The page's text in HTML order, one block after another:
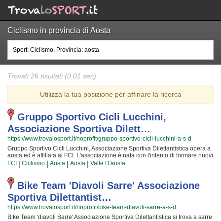
Ciclismo in provincia di Aosta
Trovati 26 risultati (0.01 sec)
Utilizza la tua posizione per affinare la ricerca
Gruppo Sportivo Cicli Lucchini,
Associazione Sportiva Dilett…
https://www.trovalosport.it/noprofit/gruppo-sportivo-cicli-lucchini-a-s-d
Gruppo Sportivo Cicli Lucchini, Associazione Sportiva Dilettantistica opera a
aosta ed è affiliata al FCI. L'associazione è nata con l'intento di formare nuovi
sportivi di ciclismo e metterli alla prova attraverso le competizioni cui
partecipiamo o che organizzano insieme al FCI! Il tutto all'insegna della
totale sicurezza e... del divertimento! Certo, non tutti possono avere la
certezza di diventare dei campioni ma è certezza che ognuno possa avere
questa ambizione e coltivare le proprie passioni! Gli istruttori sono i più
preparati della Provincia ed hanno alle loro spalle anni ed anni di
esperienze nel settore; per loro non c'è cosa che dia più soddisfazione del
crescere nuove generazioni di atleti e condividere la propria passione,
abilità... e i tanti trucchetti imparati in una vita di sacrifici! Chi vuole fare oggi
FCI | Ciclismo | Aosta | Aosta | Valle D'aosta
Bike Team 'diavoli Sarre' Associazione
Sportiva Dilettantist…
https://www.trovalosport.it/noprofit/bike-team-diavoli-sarre-a-s-d
Bike Team 'diavoli Sarre' Associazione Sportiva Dilettantistica si trova a sarre